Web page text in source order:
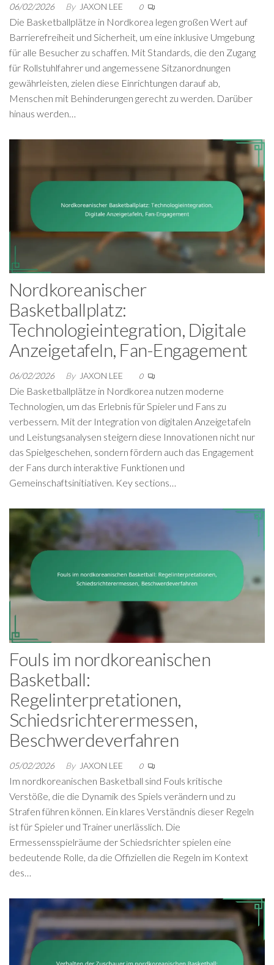
06/02/2026 By JAXON LEE 0
Die Basketballplätze in Nordkorea legen großen Wert auf
Barrierefreiheit und Sicherheit, um eine inklusive Umgebung
für alle Besucher zu schaffen. Mit Standards, die den Zugang
für Rollstuhlfahrer und angemessene Sitzanordnungen
gewährleisten, zielen diese Einrichtungen darauf ab,
Menschen mit Behinderungen gerecht zu werden. Darüber
hinaus werden…
Nordkoreanischer
Basketballplatz:
Technologieintegration, Digitale
Anzeigetafeln, Fan-Engagement
06/02/2026 By JAXON LEE 0
Die Basketballplätze in Nordkorea nutzen moderne
Technologien, um das Erlebnis für Spieler und Fans zu
verbessern. Mit der Integration von digitalen Anzeigetafeln
und Leistungsanalysen steigern diese Innovationen nicht nur
das Spielgeschehen, sondern fördern auch das Engagement
der Fans durch interaktive Funktionen und
Gemeinschaftsinitiativen. Key sections…
Fouls im nordkoreanischen
Basketball:
Regelinterpretationen,
Schiedsrichterermessen,
Beschwerdeverfahren
05/02/2026 By JAXON LEE 0
Im nordkoreanischen Basketball sind Fouls kritische
Verstöße, die die Dynamik des Spiels verändern und zu
Strafen führen können. Ein klares Verständnis dieser Regeln
ist für Spieler und Trainer unerlässlich. Die
Ermessensspielräume der Schiedsrichter spielen eine
bedeutende Rolle, da die Offiziellen die Regeln im Kontext
des…